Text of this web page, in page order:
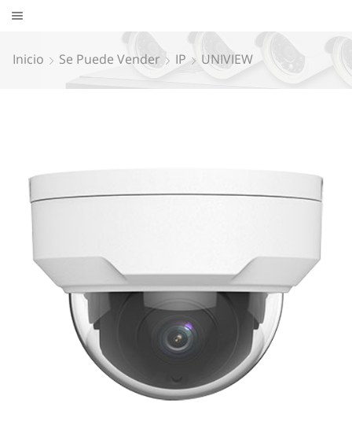
Inicio Se Puede Vender IP UNIVIEW